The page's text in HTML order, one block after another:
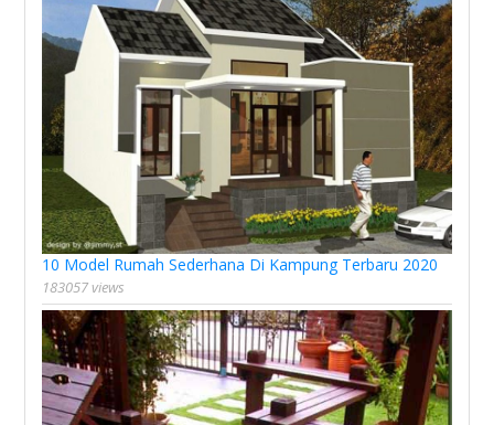
10 Model Rumah Sederhana Di Kampung Terbaru 2020
183057 views